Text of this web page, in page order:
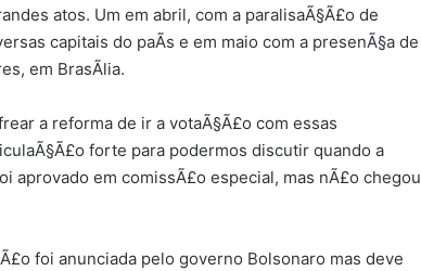
atos. Um em abril, com a paralisaÃ§Ã£o de
capitais do paÃ­s e em maio com a presenÃ§a de
em BrasÃ­lia.
a reforma de ir a votaÃ§Ã£o com essas
forte para podermos discutir quando a
aprovado em comissÃ£o especial, mas nÃ£o chegou
foi anunciada pelo governo Bolsonaro mas deve